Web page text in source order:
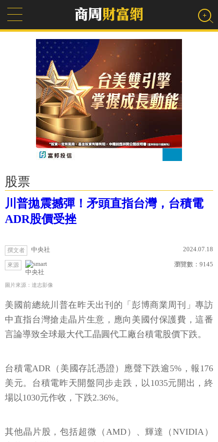
股票
川普拋震撼彈！矛頭直指台灣，台積電
ADR股價受挫
撰文者 中央社 2024.07.18
來源
中央社
瀏覽數： 9145
圖片來源：達志影像
美國前總統川普在昨天出刊的「彭博商業周刊」專訪
中直指台灣搶走晶片生意，應向美國付保護費，這番
言論導致全球最大代工晶圓代工廠台積電股價下跌。
台積電ADR（美國存託憑證）應聲下跌逾5%，報176
美元。台積電昨天開盤同步走跌，以1035元開出，終
場以1030元作收，下跌2.36%。
其他晶片股，包括超微（AMD）、輝達（NVIDIA）